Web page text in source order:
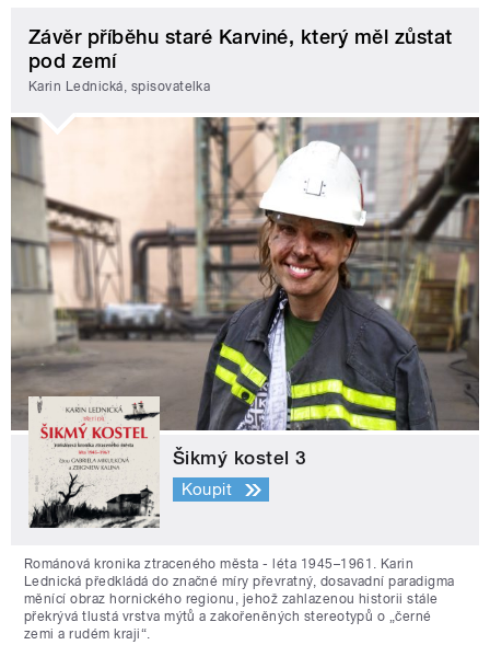
Závěr příběhu staré Karviné, který měl zůstat
pod zemí
Karin Lednická, spisovatelka
Šikmý kostel 3
Koupit
Románová kronika ztraceného města - léta 1945–1961. Karin
Lednická předkládá do značné míry převratný, dosavadní paradigma
měnící obraz hornického regionu, jehož zahlazenou historii stále
překrývá tlustá vrstva mýtů a zakořeněných stereotypů o „černé
zemi a rudém kraji“.